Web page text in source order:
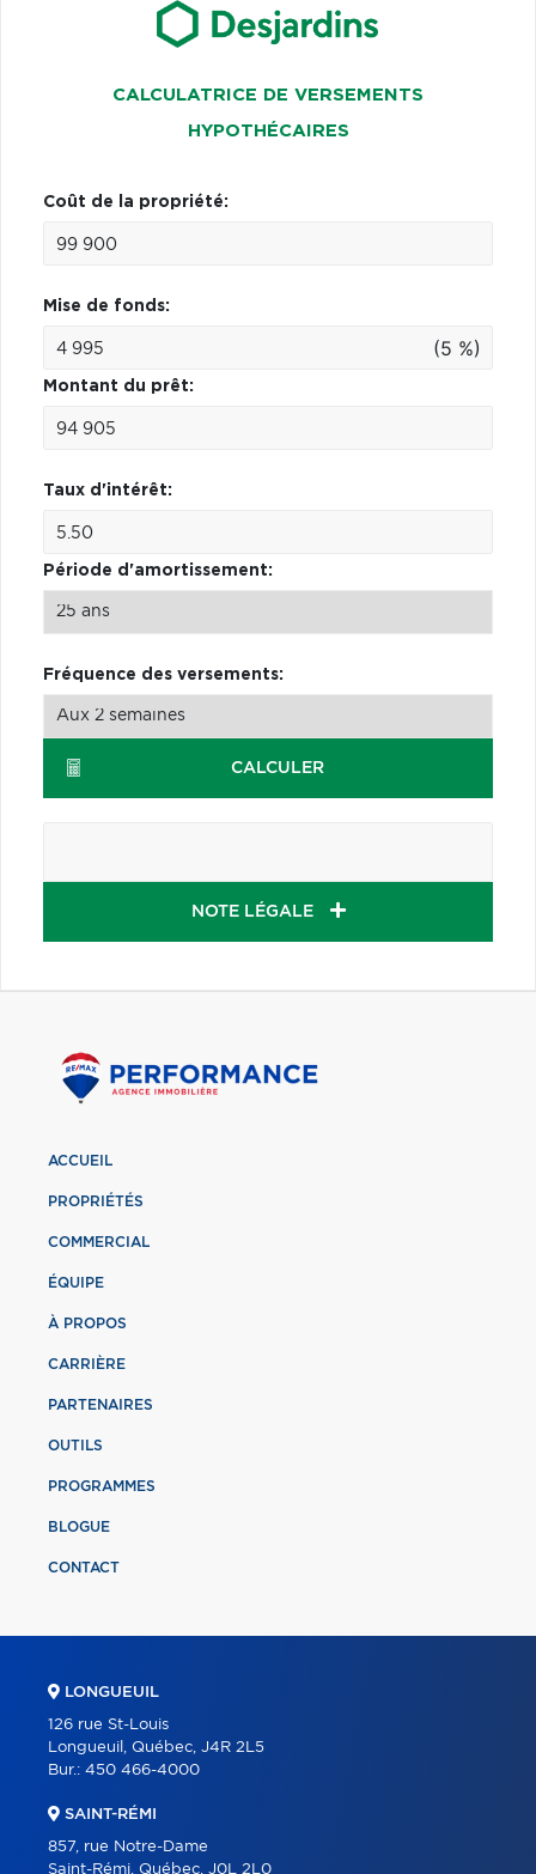
CALCULATRICE DE VERSEMENTS
HYPOTHÉCAIRES
Coût de la propriété:
Mise de fonds:
(5 %)
Montant du prêt:
Taux d'intérêt:
Période d'amortissement:
Fréquence des versements:
CALCULER
NOTE LÉGALE
ACCUEIL
PROPRIÉTÉS
COMMERCIAL
ÉQUIPE
À PROPOS
CARRIÈRE
PARTENAIRES
OUTILS
PROGRAMMES
BLOGUE
CONTACT
LONGUEUIL
126 rue St-Louis
Longueuil, Québec, J4R 2L5
Bur.: 450 466-4000
SAINT-RÉMI
857, rue Notre-Dame
Saint-Rémi, Québec, J0L 2L0